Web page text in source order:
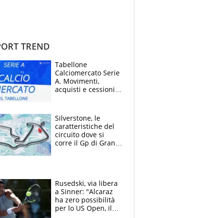
TREND
Tabellone
Calciomercato Serie
A. Movimenti,
acquisti e cessioni:
Silverstone, le
caratteristiche del
circuito dove si
corre il Gp di Gran
Rusedski, via libera
a Sinner: "Alcaraz
ha zero possibilità
per lo US Open, il